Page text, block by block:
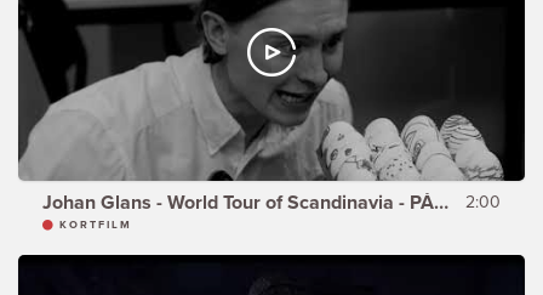
Johan Glans - World Tour of Scandinavia - PÅSKEN 2:00
KORTFILM